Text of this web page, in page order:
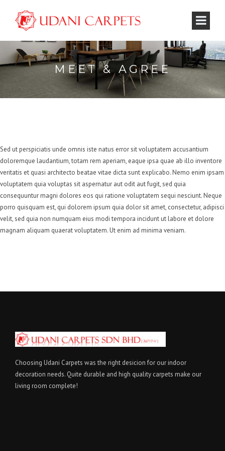
MEET & AGREE
Sed ut perspiciatis unde omnis iste natus error sit voluptatem accusantium
doloremque laudantium, totam rem aperiam, eaque ipsa quae ab illo inventore
veritatis et quasi architecto beatae vitae dicta sunt explicabo. Nemo enim ipsam
voluptatem quia voluptas sit aspernatur aut odit aut fugit, sed quia
consequuntur magni dolores eos qui ratione voluptatem sequi nesciunt. Neque
porro quisquam est, qui dolorem ipsum quia dolor sit amet, consectetur, adipisci
velit, sed quia non numquam eius modi tempora incidunt ut labore et dolore
magnam aliquam quaerat voluptatem. Ut enim ad minima veniam.
Choosing Udani Carpets was the right desicion for our indoor
decoration needs. Quite durable and high quality carpets make our
living room complete!